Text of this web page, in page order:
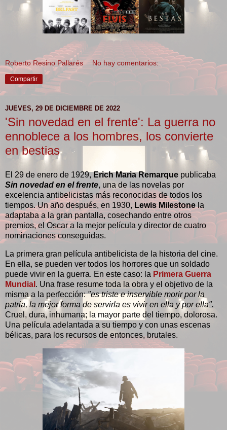
Roberto Resino Pallarés No hay comentarios:
Compartir
JUEVES, 29 DE DICIEMBRE DE 2022
'Sin novedad en el frente': La guerra no
ennoblece a los hombres, los convierte
en bestias
El 29 de enero de 1929,Erich Maria Remarque publicaba
Sin novedad en el frente, una de las novelas por
excelencia antibelicistas más reconocidas de todos los
tiempos. Un año después, en 1930, Lewis Milestone la
adaptaba a la gran pantalla, cosechando entre otros
premios, el Oscar a la mejor película y director de cuatro
nominaciones conseguidas.
La primera gran película antibelicista de la historia del cine.
En ella, se pueden ver todos los horrores que un soldado
puede vivir en la guerra. En este caso: la Primera Guerra
Mundial . Una frase resume toda la obra y el objetivo de la
misma a la perfección:"es triste e inservible morir por la
patria, la mejor forma de servirla es vivir en ella y por ella".
Cruel, dura, inhumana; la mayor parte del tiempo, dolorosa.
Una película adelantada a su tiempo y con unas escenas
bélicas, para los recursos de entonces, brutales.